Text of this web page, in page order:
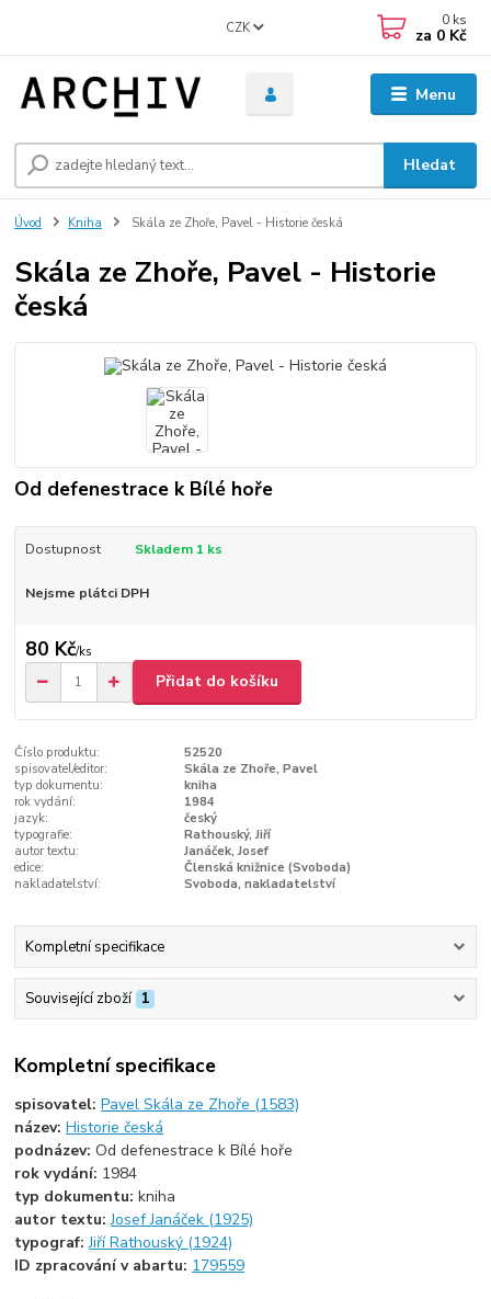
Menu
CZK
Hledat
0 ks
za 0 Kč
Úvod Kniha Skála ze Zhoře, Pavel - Historie česká
Skála ze Zhoře, Pavel - Historie
česká
Od defenestrace k Bílé hoře
Dostupnost Skladem 1 ks
Nejsme plátci DPH
80 Kč/ks
Přidat do košíku
Číslo produktu:
52520
spisovatel/editor:
Skála ze Zhoře, Pavel
typ dokumentu:
kniha
rok vydání:
1984
jazyk:
český
typografie:
Rathouský, Jiří
autor textu:
Janáček, Josef
edice:
Členská knižnice (Svoboda)
nakladatelství:
Svoboda, nakladatelství
Kompletní specifikace
Související zboží 1
Kompletní specifikace
spisovatel:Pavel Skála ze Zhoře (1583)
název:Historie česká
podnázev:Od defenestrace k Bílé hoře
rok vydání: 1984
typ dokumentu:kniha
autor textu:Josef Janáček (1925)
typograf:Jiří Rathouský (1924)
ID zpracování v abartu: 179559